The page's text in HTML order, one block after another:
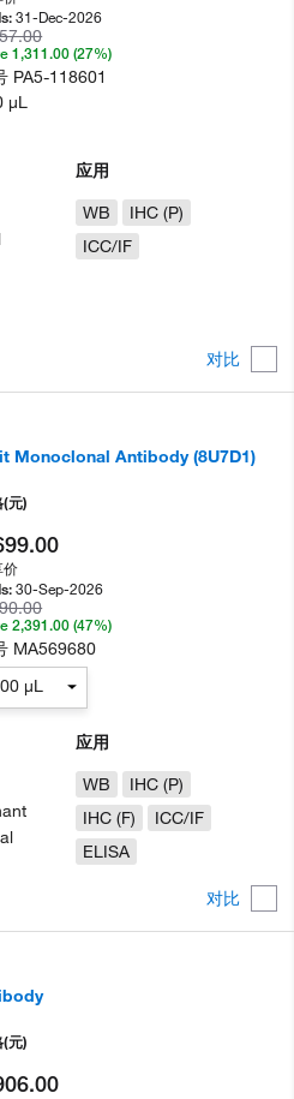
对比
应用
WB
IHC (P)
ICC/IF
31-Dec-2026
1,311.00 (27%)
PA5-118601
µL
Monoclonal Antibody (8U7D1)
对比
应用
WB
IHC (P)
IHC (F)
ICC/IF
ELISA
(元)
价
30-Sep-2026
2,391.00 (47%)
MA569680
µL
(元)